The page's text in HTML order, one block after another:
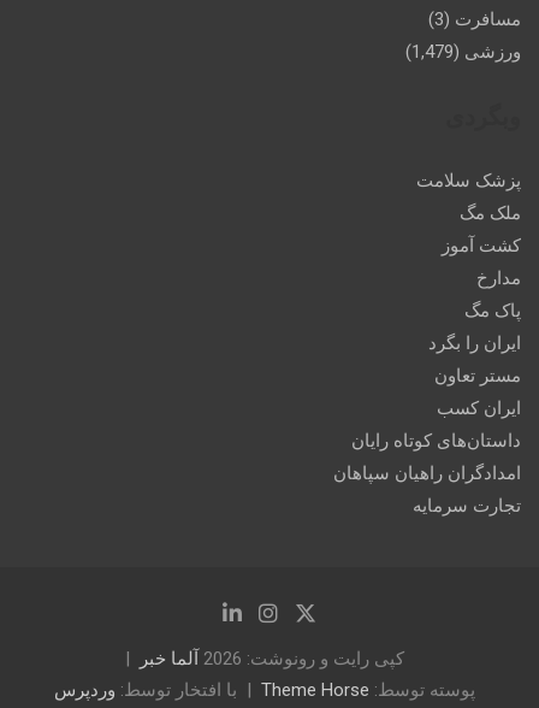
مسافرت (3)
ورزشی (1,479)
پزشک سلامت
ملک مگ
کشت آموز
مدارخ
پاک مگ
ایران را بگرد
مستر تعاون
ایران کسب
داستان‌های کوتاه رایان
امدادگران راهیان سپاهان
تجارت سرمایه
کپی رایت و رونوشت: 2026
آلما خبر
پوسته توسط: Theme Horse با افتخار توسط: وردپرس